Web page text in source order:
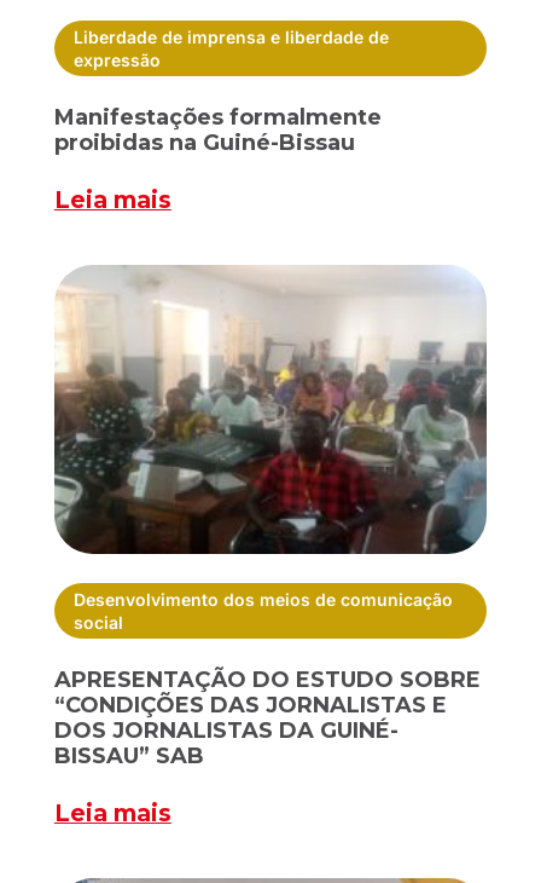
Liberdade de imprensa e liberdade de
expressão
Manifestações formalmente
proibidas na Guiné-Bissau
Leia mais
Desenvolvimento dos meios de comunicação
social
APRESENTAÇÃO DO ESTUDO SOBRE
“CONDIÇÕES DAS JORNALISTAS E
DOS JORNALISTAS DA GUINÉ-
BISSAU” SAB
Leia mais